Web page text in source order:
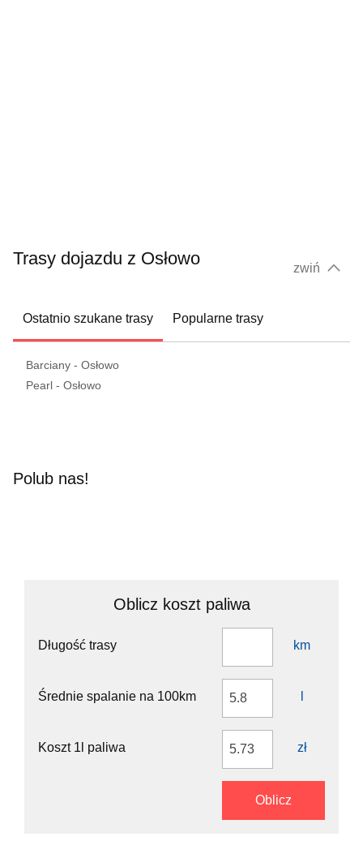
Trasy dojazdu z Osłowo zwiń
Ostatnio szukane trasy Popularne trasy
Barciany - Osłowo
Pearl - Osłowo
Polub nas!
Oblicz koszt paliwa
Długość trasy km
Średnie spalanie na 100km
Koszt 1l paliwa zł
Oblicz